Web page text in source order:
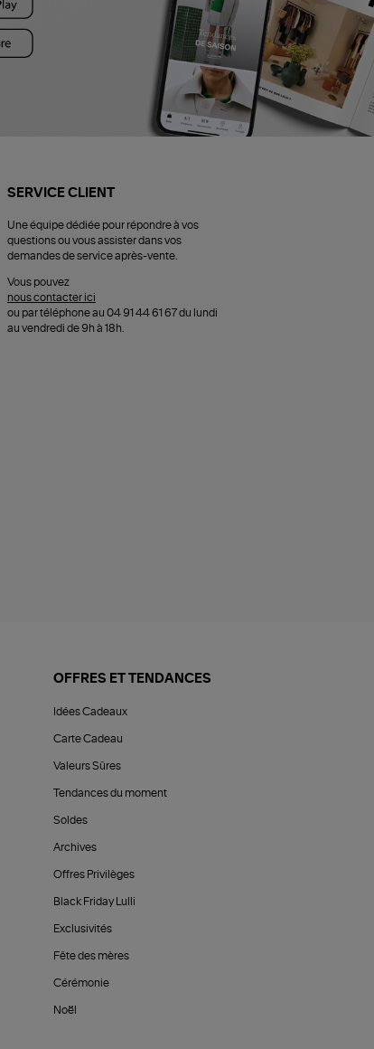
SERVICE CLIENT
Une équipe dédiée pour répondre à vos
questions ou vous assister dans vos
demandes de service après-vente.
Vous pouvez
nous contacter ici
ou par téléphone au 04 91 44 61 67 du lundi
au vendredi de 9h à 18h.
OFFRES ET TENDANCES
Idées Cadeaux
Carte Cadeau
Valeurs Sûres
Tendances du moment
Soldes
Archives
Offres Privilèges
Black Friday Lulli
Exclusivités
Fête des mères
Cérémonie
Noël